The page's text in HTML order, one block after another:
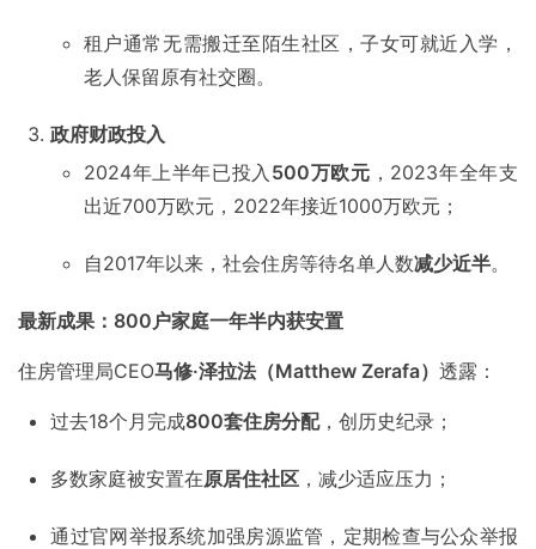
租户通常无需搬迁至陌生社区，子女可就近入学，
老人保留原有社交圈。
政府财政投入
2024年上半年已投入 500万欧元 ，2023年全年支
出近700万欧元，2022年接近1000万欧元；
自2017年以来，社会住房等待名单人数减少近半。
最新成果：800户家庭一年半内获安置
住房管理局CEO马修·泽拉法（Matthew Zerafa） 透露：
过去18个月完成800套住房分配，创历史纪录；
多数家庭被安置在原居住社区 ，减少适应压力；
通过官网举报系统加强房源监管，定期检查与公众举报